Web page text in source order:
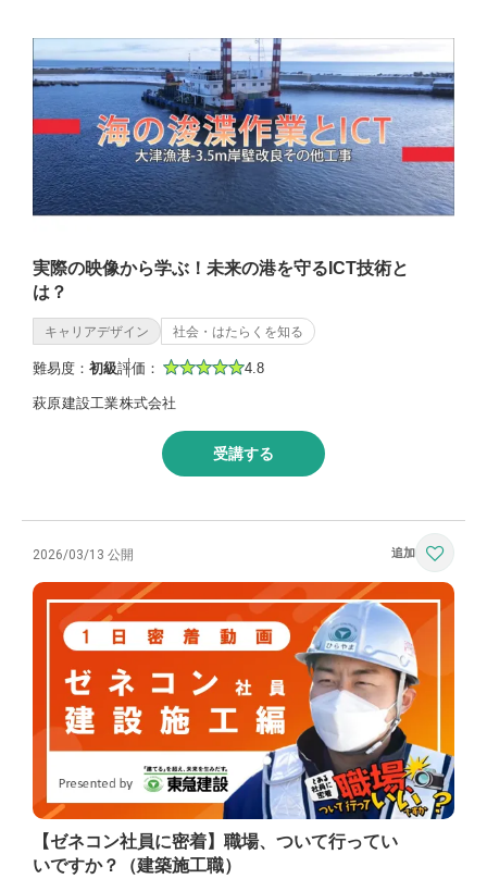
実際の映像から学ぶ！未来の港を守るICT技術と
は？
キャリアデザイン 社会・はたらくを知る
難易度： 初級評価： 4.8
萩原建設工業株式会社
受講する
2026/03/13 公開
【ゼネコン社員に密着】職場、ついて行ってい
いですか？（建築施工職）